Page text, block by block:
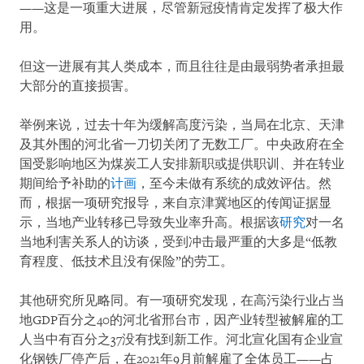
——这是一项重大进展，尽管新冠疫情肯定发挥了极大作
用。
但这一进展有其人类成本，而且往往是由最弱势者承担最
大部分的直接损害。
举例来说，过去十年为缓解高度污染，当局在北京、天津
及其外围的河北省一刀切关闭了无数工厂。中央政府在全
国受影响地区为煤炭工人安排新职或提供职训、并在转业
期间给予补助的计画 ，至今未做有系统的成效评估。然
而，根据一项研究报导，来自京津冀地区的传闻证据显
示，当地产业转移已导致失业率升高。根据该研究对一名
当地利害关系人的访谈，受到冲击最严重的大多是“低教
育程度、低技术且没有保险”的劳工。
其他研究所见略同。有一项研究发现，在高污染行业占当
地GDP百分之40的河北省邢台市，因产业转型被解雇的工
人当中有百分之37没有找到新工作。河北宣化国有企业宣
化钢铁厂停产后，在2021年9月前解雇了全体员工——占